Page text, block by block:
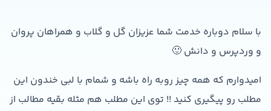
با سلام دوباره خدمت شما عزیزان گل و گلاب و همراهان پروان
و وردپرس و دانش 🙂
امیدوارم که همه چیز روبه راه باشه و شمام با لبی خندون این
مطلب رو پیگیری کنید !! توی این مطلب هم مثله بقیه مطالب از